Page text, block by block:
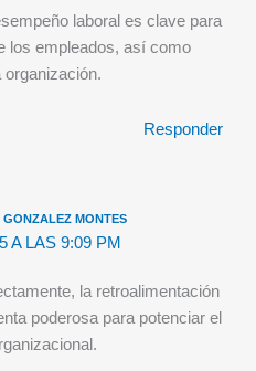
laboral es clave para
los empleados, así como
organización.
Responder
MONTES
A LAS 9:09 PM
la retroalimentación
poderosa para potenciar el